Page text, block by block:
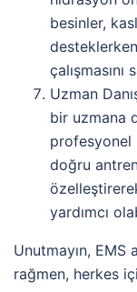
besinler,
çalışmasını
Uzman
bir uzmana
profesyonel
doğru
yardımcı
Unutmayın, EMS
rağmen, herkes